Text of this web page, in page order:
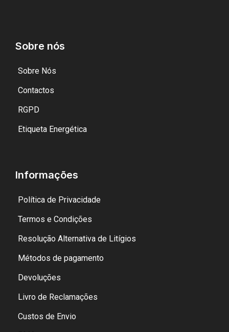
Sobre nós
Sobre Nós
Contactos
RGPD
Etiqueta Energética
Informações
Política de Privacidade
Termos e Condições
Resolução Alternativa de Litígios
Métodos de pagamento
Devoluções
Livro de Reclamações
Custos de Envio